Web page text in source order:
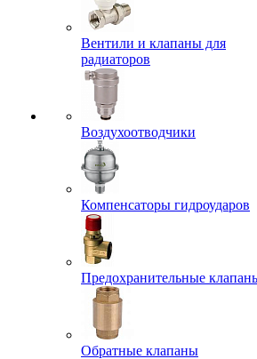
Вентили и клапаны для
радиаторов
Воздухоотводчики
Компенсаторы гидроударов
Предохранительные
Обратные клапаны